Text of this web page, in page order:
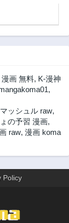
漫画 無料, K-漫神
,
マッシュル raw,
の予習 漫画,
raw, 漫画 koma
Policy